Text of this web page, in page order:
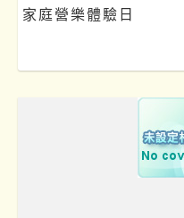
家庭營樂體驗日